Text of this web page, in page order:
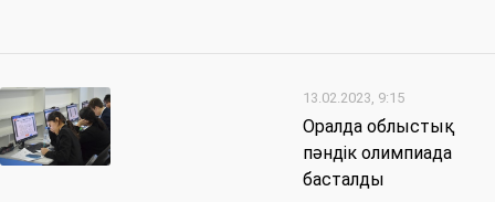
13.02.2023, 9:15
Оралда облыстық
пәндік олимпиада
басталды